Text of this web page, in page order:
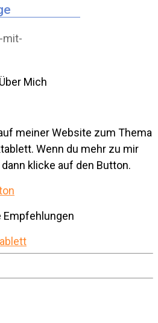
mit-
Über Mich
meiner Website zum Thema
Wenn du mehr zu mir
klicke auf den Button.
Empfehlungen